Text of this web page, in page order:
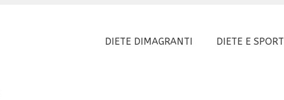
DIETE DIMAGRANTI DIETE E SPORT